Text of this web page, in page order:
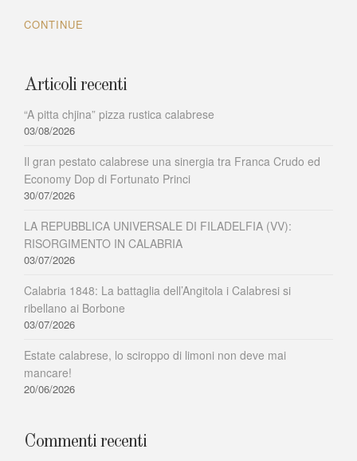
CONTINUE
Articoli recenti
“A pitta chjina” pizza rustica calabrese
03/08/2026
Il gran pestato calabrese una sinergia tra Franca Crudo ed
Economy Dop di Fortunato Princi
30/07/2026
LA REPUBBLICA UNIVERSALE DI FILADELFIA (VV):
RISORGIMENTO IN CALABRIA
03/07/2026
Calabria 1848: La battaglia dell’Angitola i Calabresi si
ribellano ai Borbone
03/07/2026
Estate calabrese, lo sciroppo di limoni non deve mai
mancare!
20/06/2026
Commenti recenti